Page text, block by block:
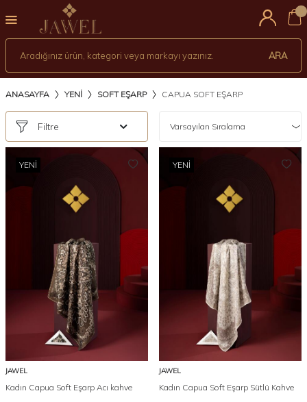
ARA
ANASAYFA YENİ SOFT EŞARP CAPUA SOFT EŞARP
Filtre
YENI
JAWEL
Kadın Capua Soft Eşarp Acı kahve
YENI
JAWEL
Kadın Capua Soft Eşarp Sütlü Kahve